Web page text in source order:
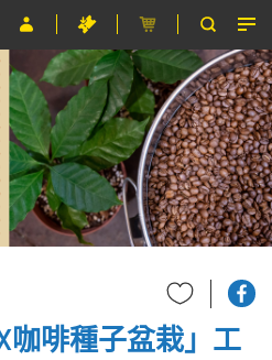
咖啡種子盆栽」工